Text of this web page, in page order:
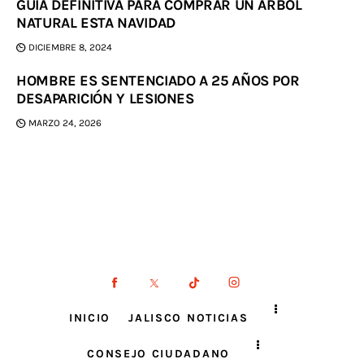
GUÍA DEFINITIVA PARA COMPRAR UN ÁRBOL
NATURAL ESTA NAVIDAD
DICIEMBRE 8, 2024
HOMBRE ES SENTENCIADO A 25 AÑOS POR
DESAPARICIÓN Y LESIONES
MARZO 24, 2026
INICIO JALISCO NOTICIAS
CONSEJO CIUDADANO